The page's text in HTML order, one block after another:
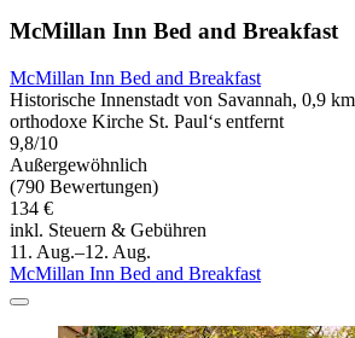
McMillan Inn Bed and Breakfast
McMillan Inn Bed and Breakfast
Historische Innenstadt von Savannah, 0,9
orthodoxe Kirche St. Paul‘s entfernt
9,8/10
Außergewöhnlich
(790 Bewertungen)
134 €
inkl. Steuern & Gebühren
11. Aug.–12. Aug.
McMillan Inn Bed and Breakfast